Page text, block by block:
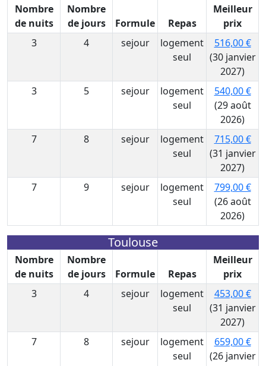
Nombre
de nuits
Nombre
de jours
Formule Repas
Meilleur
prix
3
4 sejour
logement
seul
516,00 €
(30 janvier
2027)
3
5 sejour
logement
seul
540,00 €
(29 août
2026)
7
8 sejour
logement
seul
715,00 €
(31 janvier
2027)
7
9 sejour
logement
seul
799,00 €
(26 août
2026)
Toulouse
Nombre
de nuits
Nombre
de jours
Formule Repas
Meilleur
prix
3
4 sejour
logement
seul
453,00 €
(31 janvier
2027)
7
8 sejour
logement
seul
659,00 €
(26 janvier